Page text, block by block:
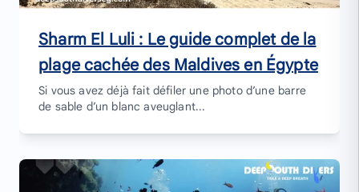
Sharm El Luli : Le guide complet de la
plage cachée des Maldives en Égypte
Si vous avez déjà fait défiler une photo d’une barre
de sable d’un blanc aveuglant...